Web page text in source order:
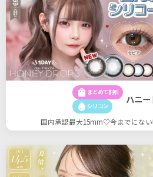
shopping_bag まとめて割引
water_drop シリコン
ハニ
国内承認最大15mm♡今までにな